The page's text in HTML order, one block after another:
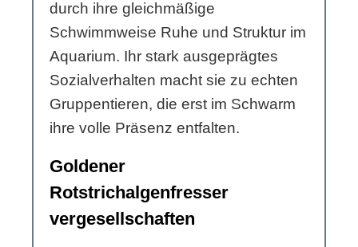
durch ihre gleichmäßige
Schwimmweise Ruhe und Struktur im
Aquarium. Ihr stark ausgeprägtes
Sozialverhalten macht sie zu echten
Gruppentieren, die erst im Schwarm
ihre volle Präsenz entfalten.
Goldener
Rotstrichalgenfresser
vergesellschaften